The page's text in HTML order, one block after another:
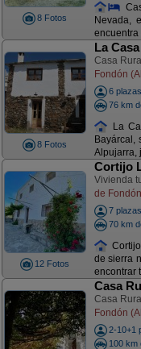
8 Fotos
Nevada,
encuentra
8 Fotos
La
Casa
Fondón
6 plazas
76 km
La
Bayárcal,
Alpujarra,
12 Fotos
Cortijo
Vivienda
de
7 plazas
70 km
de sierra
encontrar
Casa
Casa
Fondón
2-10+1
100 km